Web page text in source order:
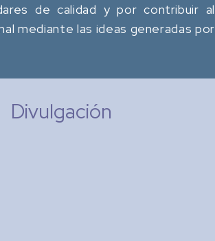
de calidad y por contribuir al
mediante las ideas generadas por
Divulgación